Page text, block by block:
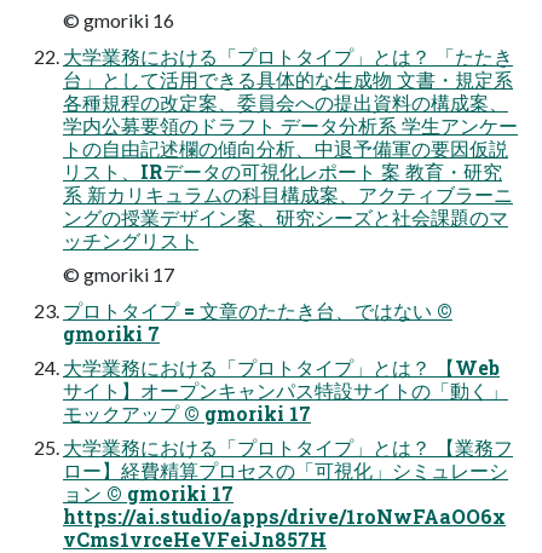
© gmoriki 16
大学業務における「プロトタイプ」とは？ 「たたき
台」として活用できる具体的な生成物 文書・規定系
各種規程の改定案、委員会への提出資料の構成案、
学内公募要領のドラフト データ分析系 学生アンケー
トの自由記述欄の傾向分析、中退予備軍の要因仮説
リスト、IRデータの可視化レポート 案 教育・研究
系 新カリキュラムの科目構成案、アクティブラーニ
ングの授業デザイン案、研究シーズと社会課題のマ
ッチングリスト
© gmoriki 17
プロトタイプ = 文章のたたき台、ではない ©
gmoriki 7
大学業務における「プロトタイプ」とは？ 【Web
サイト】オープンキャンパス特設サイトの「動く」
モックアップ © gmoriki 17
大学業務における「プロトタイプ」とは？ 【業務フ
ロー】経費精算プロセスの「可視化」シミュレーシ
ョン © gmoriki 17
https://ai.studio/apps/drive/1roNwFAaOO6x
vCms1vrceHeVFeiJn857H